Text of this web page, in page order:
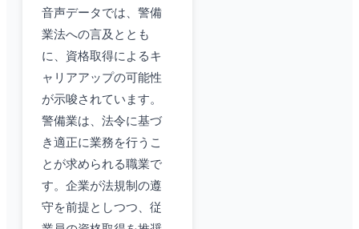
音声データでは、警備
業法への言及ととも
に、資格取得によるキ
ャリアアップの可能性
が示唆されています。
警備業は、法令に基づ
き適正に業務を行うこ
とが求められる職業で
す。企業が法規制の遵
守を前提としつつ、従